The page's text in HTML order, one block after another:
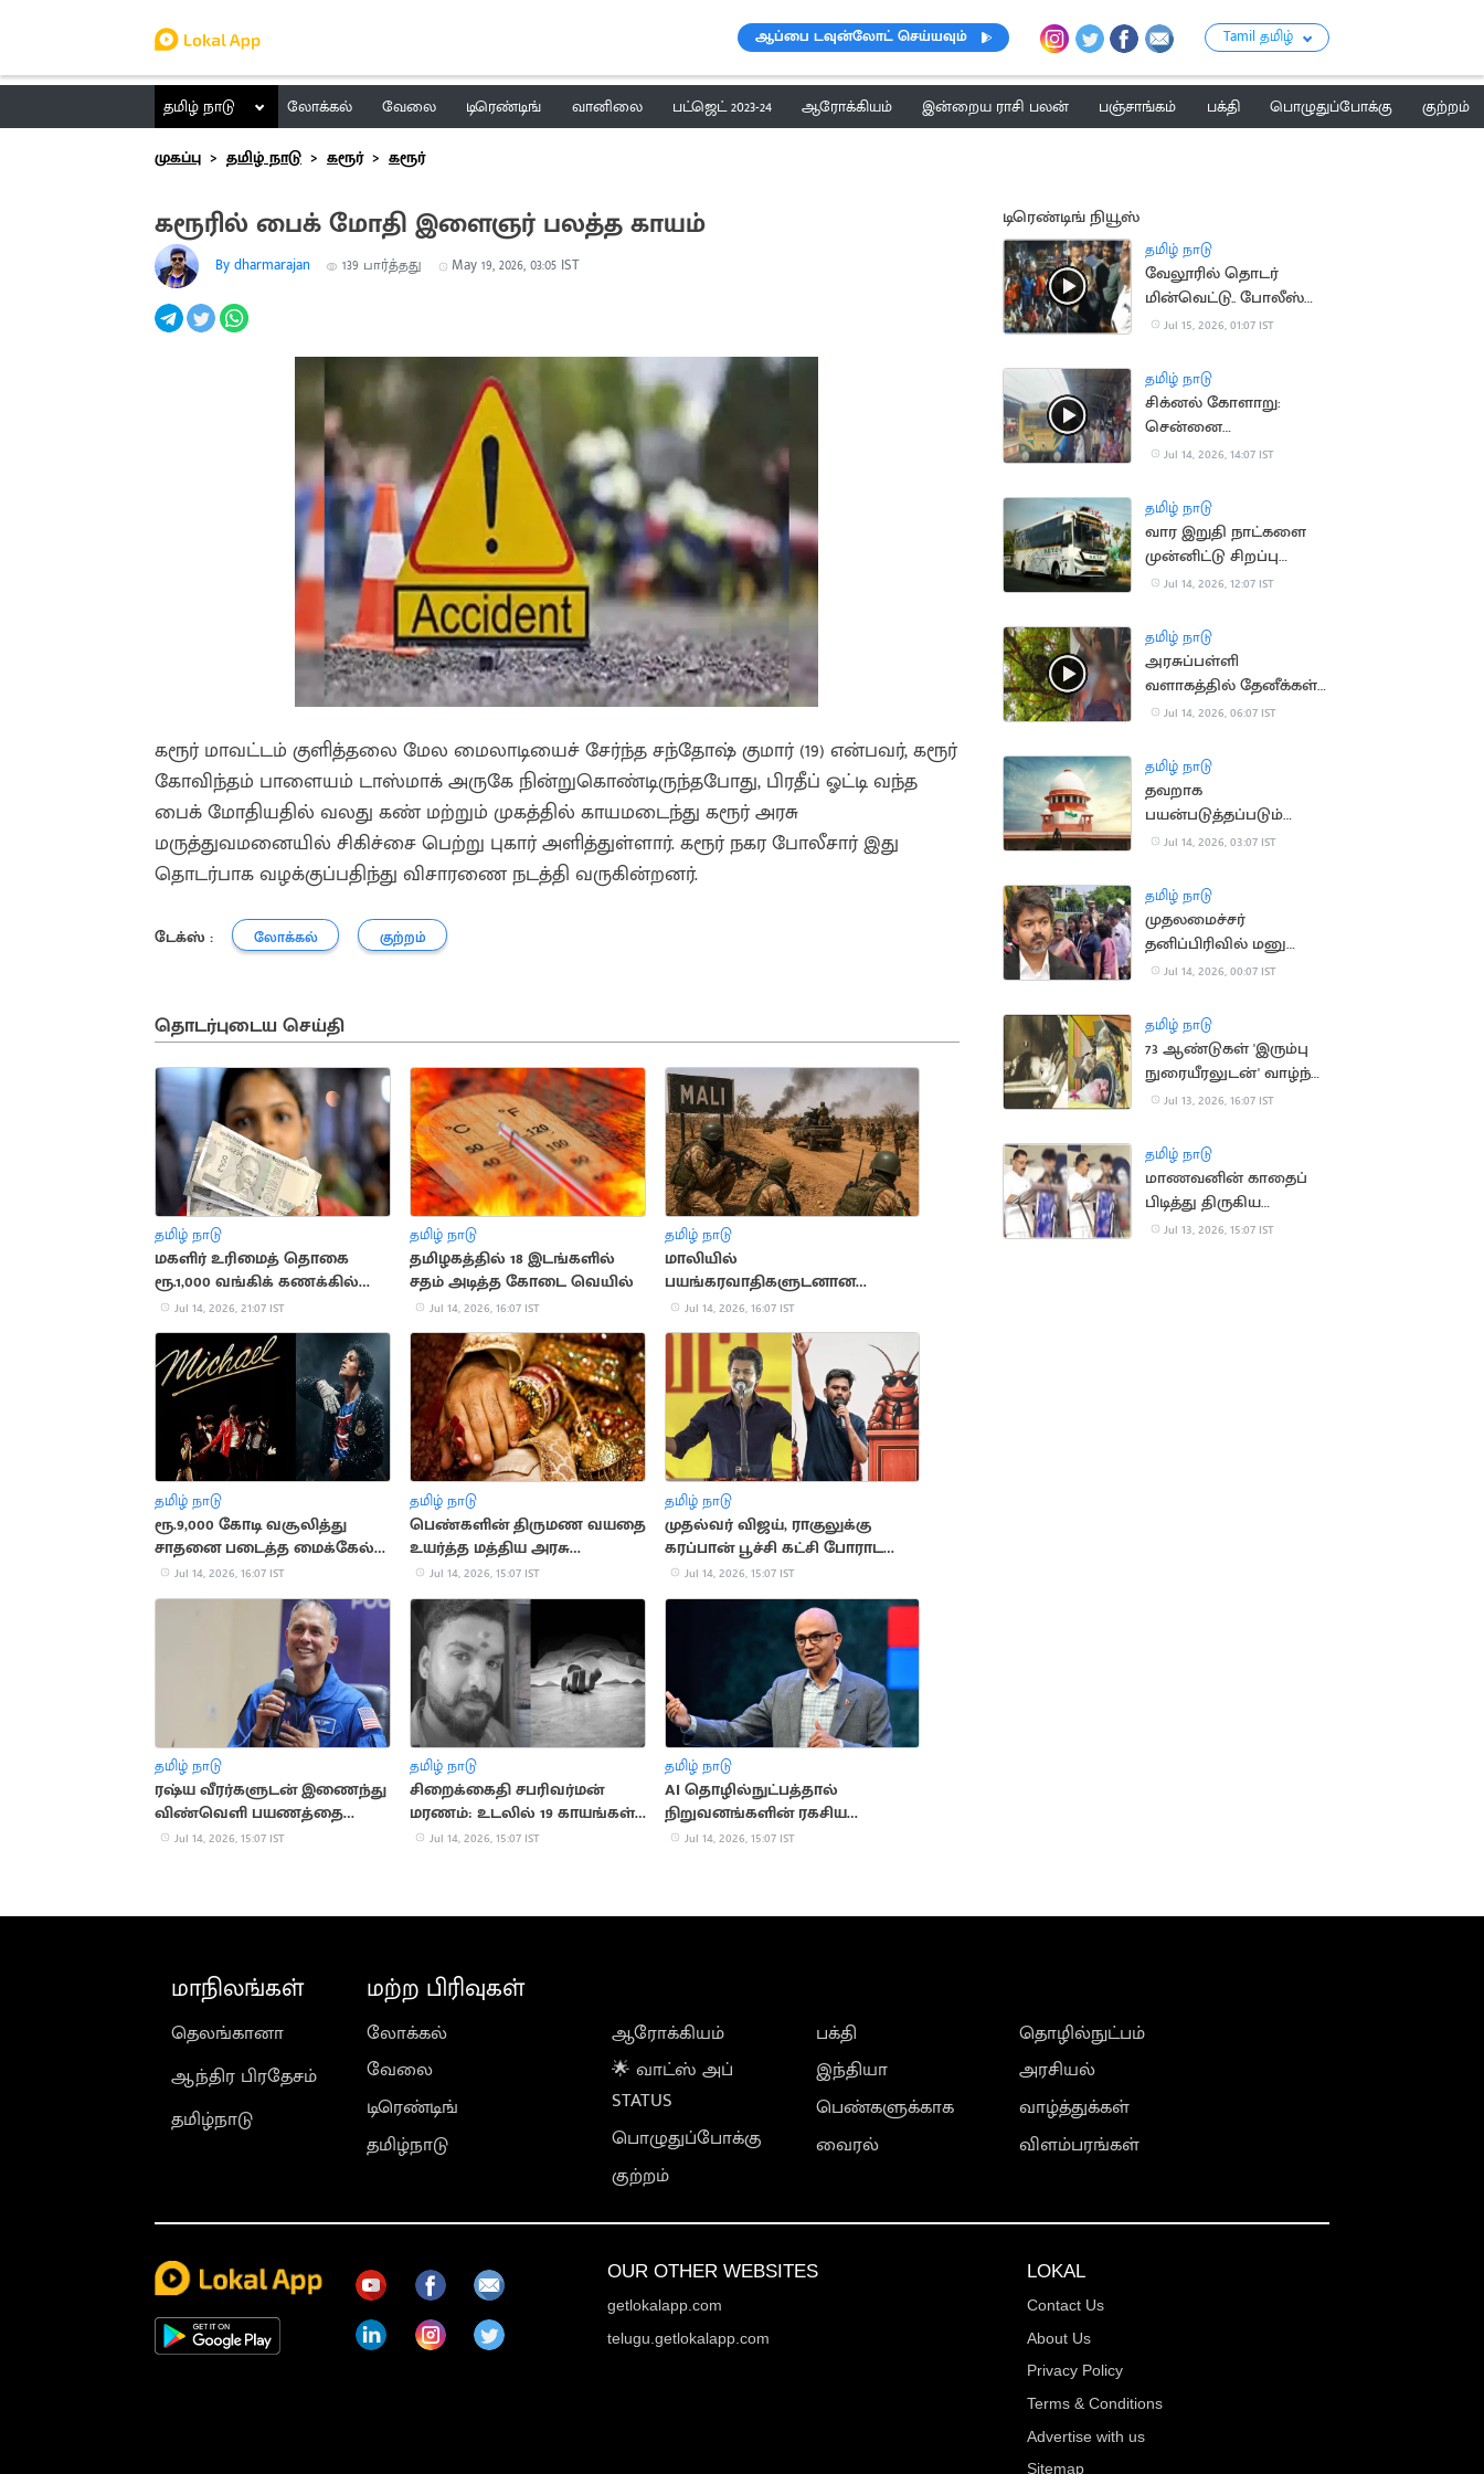
ஆப்பை டவுன்லோட் செய்யவும் Tamil தமிழ்
தமிழ் நாடு லோக்கல் வேலை டிரெண்டிங் வானிலை பட்ஜெட் 2023-24 ஆரோக்கியம் இன்றைய ராசி பலன் பஞ்சாங்கம் பக்தி பொழுதுப்போக்கு
குற்றம்
முகப்பு
தமிழ் நாடு கரூர் கரூர்
கரூரில் பைக் மோதி இளைஞர் பலத்த காயம்
By dharmarajan 139 பார்த்தது May 19, 2026, 03:05 IST
கரூர் மாவட்டம் குளித்தலை மேல மைலாடியைச் சேர்ந்த சந்தோஷ் குமார் (19) என்பவர், கரூர்
கோவிந்தம் பாளையம் டாஸ்மாக் அருகே நின்றுகொண்டிருந்தபோது, பிரதீப் ஓட்டி வந்த
பைக் மோதியதில் வலது கண் மற்றும் முகத்தில் காயமடைந்து கரூர் அரசு
மருத்துவமனையில் சிகிச்சை பெற்று புகார் அளித்துள்ளார். கரூர் நகர போலீசார் இது
தொடர்பாக வழக்குப்பதிந்து விசாரணை நடத்தி வருகின்றனர்.
டேக்ஸ் : லோக்கல் குற்றம்
தொடர்புடைய செய்தி
தமிழ் நாடு
மகளிர் உரிமைத் தொகை
ரூ.1,000 வங்கிக் கணக்கில்
வரவுJul 14, 2026, 21:07 IST
தமிழ் நாடு
தமிழகத்தில் 18 இடங்களில்
சதம் அடித்த கோடை வெயில்
Jul 14, 2026, 16:07 IST
தமிழ் நாடு
மாலியில்
பயங்கரவாதிகளுடனான
மோதலில் 30 ராணுவ வீரர்கள்
பலி
Jul 14, 2026, 16:07 IST
தமிழ் நாடு
ரூ.9,000 கோடி வசூலித்து
சாதனை படைத்த மைக்கேல்
ஜாக்சன் பயோபிக்
Jul 14, 2026, 16:07 IST
தமிழ் நாடு
பெண்களின் திருமண வயதை
உயர்த்த மத்திய அரசு
பரிசீலனை
Jul 14, 2026, 15:07 IST
தமிழ் நாடு
முதல்வர் விஜய், ராகுலுக்கு
கரப்பான் பூச்சி கட்சி போராட
அழைப்பு
Jul 14, 2026, 15:07 IST
தமிழ் நாடு
ரஷ்ய வீரர்களுடன் இணைந்து
விண்வெளி பயணத்தை
தொடங்கினார் அனில் மேனன்
Jul 14, 2026, 15:07 IST
தமிழ் நாடு
சிறைக்கைதி சபரிவர்மன்
மரணம்: உடலில் 19 காயங்கள்
இருப்பதாக உடற்கூராய்வில்
Jul 14, 2026, 15:07 IST
தமிழ் நாடு
AI தொழில்நுட்பத்தால்
நிறுவனங்களின் ரகசிய
தகவல்களுக்கு ஆபத்து:
Jul 14, 2026, 15:07 IST
டிரெண்டிங் நியூஸ்
தமிழ் நாடு
வேலூரில் தொடர்
மின்வெட்டு.. போலீஸ்
பேச்சால் சர்ச்சை
Jul 15, 2026, 01:07 IST
தமிழ் நாடு
சிக்னல் கோளாறு:
சென்னை
கடற்கரையில் புறநகர்
Jul 14, 2026, 14:07 IST
தமிழ் நாடு
வார இறுதி நாட்களை
முன்னிட்டு சிறப்பு
பேருந்துகள் இயக்கம்
Jul 14, 2026, 12:07 IST
தமிழ் நாடு
அரசுப்பள்ளி
வளாகத்தில் தேனீக்கள்
கொட்டி 50
Jul 14, 2026, 06:07 IST
தமிழ் நாடு
தவறாக
பயன்படுத்தப்படும்
போக்சோ.. உச்ச
Jul 14, 2026, 03:07 IST
தமிழ் நாடு
முதலமைச்சர்
தனிப்பிரிவில் மனு
அளிக்க முடியாமல்
Jul 14, 2026, 00:07 IST
தமிழ் நாடு
73 ஆண்டுகள் 'இரும்பு
நுரையீரலுடன்' வாழ்ந்த
அமெரிக்க பெண்
Jul 13, 2026, 16:07 IST
தமிழ் நாடு
மாணவனின் காதைப்
பிடித்து திருகிய
முன்னாள் அமைச்சர்
Jul 13, 2026, 15:07 IST
மாநிலங்கள்
தெலங்கானா
ஆந்திர பிரதேசம்
தமிழ்நாடு
மற்ற பிரிவுகள்
லோக்கல்
வேலை
டிரெண்டிங்
தமிழ்நாடு
ஆரோக்கியம்
🌟 வாட்ஸ் அப்
STATUS
பொழுதுப்போக்கு
குற்றம்
பக்தி
இந்தியா
பெண்களுக்காக
வைரல்
தொழில்நுட்பம்
அரசியல்
வாழ்த்துக்கள்
விளம்பரங்கள்
OUR OTHER WEBSITES
getlokalapp.com
telugu.getlokalapp.com
LOKAL
Contact Us
About Us
Privacy Policy
Terms & Conditions
Advertise with us
Sitemap